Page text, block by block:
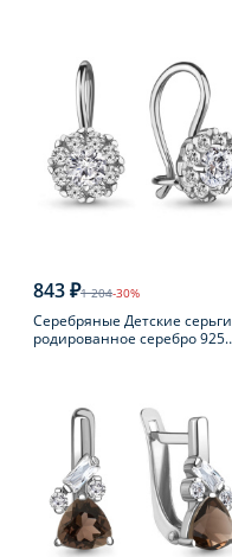
843 ₽1 204-30%
Серебряные Детские серьги
родированное серебро 925